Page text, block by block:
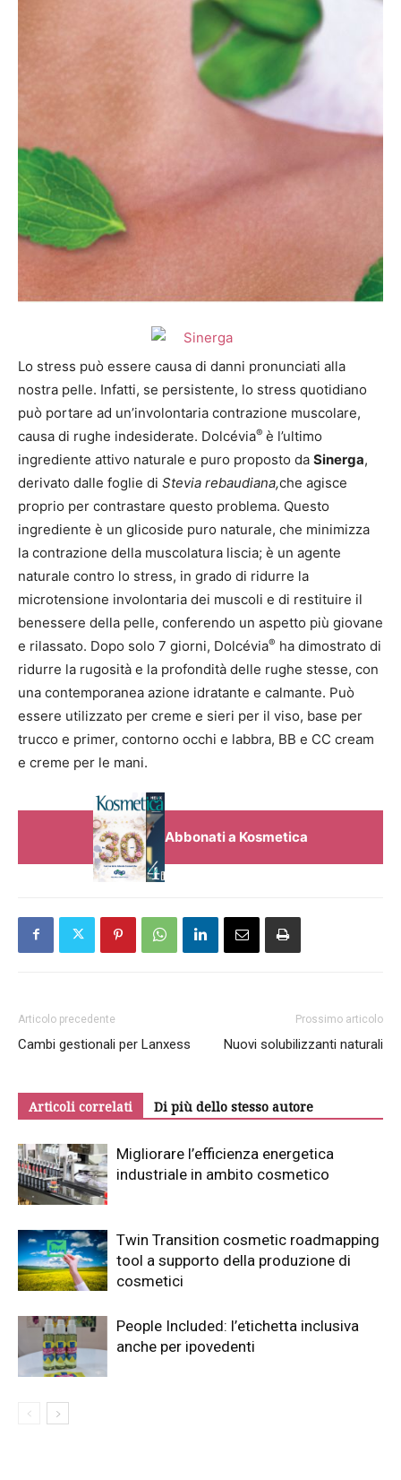
Lo stress può essere causa di danni pronunciati alla
nostra pelle. Infatti, se persistente, lo stress quotidiano
può portare ad un’involontaria contrazione muscolare,
causa di rughe indesiderate. Dolcévia® è l’ultimo
ingrediente attivo naturale e puro proposto da Sinerga,
derivato dalle foglie di Stevia rebaudiana,che agisce
proprio per contrastare questo problema. Questo
ingrediente è un glicoside puro naturale, che minimizza
la contrazione della muscolatura liscia; è un agente
naturale contro lo stress, in grado di ridurre la
microtensione involontaria dei muscoli e di restituire il
benessere della pelle, conferendo un aspetto più giovane
e rilassato. Dopo solo 7 giorni, Dolcévia® ha dimostrato di
ridurre la rugosità e la profondità delle rughe stesse, con
una contemporanea azione idratante e calmante. Può
essere utilizzato per creme e sieri per il viso, base per
trucco e primer, contorno occhi e labbra, BB e CC cream
e creme per le mani.
Abbonati a Kosmetica
Articolo precedente
Cambi gestionali per Lanxess
Prossimo articolo
Nuovi solubilizzanti naturali
Articoli correlati Di più dello stesso autore
Migliorare l’efficienza energetica
industriale in ambito cosmetico
Twin Transition cosmetic roadmapping
tool a supporto della produzione di
cosmetici
People Included: l’etichetta inclusiva
anche per ipovedenti